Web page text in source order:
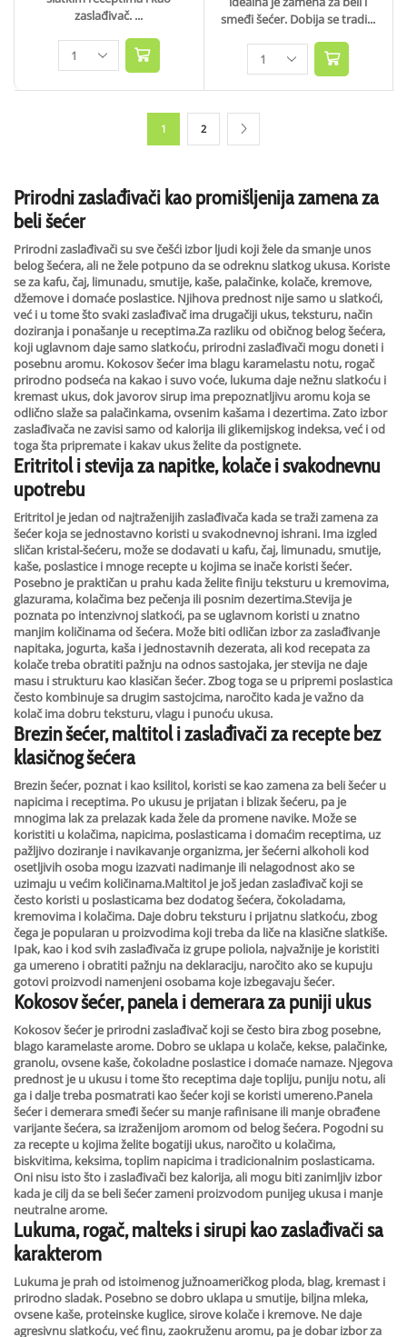
zaslađivač. ...
smeđi šećer. Dobija se tradi...
1 2
Prirodni zaslađivači kaopromišljenijazamena za
beli šećer
Prirodni zaslađivači su sve češći izbor ljudi koji žele da smanje unos
belog šećera, ali ne žele potpuno da se odreknu slatkog ukusa. Koriste
se za kafu, čaj, limunadu, smutije, kaše, palačinke, kolače, kremove,
džemove i domaće poslastice. Njihova prednost nije samo u slatkoći,
već i u tome što svaki zaslađivač ima drugačiji ukus, teksturu, način
doziranja i ponašanje u receptima.Za razliku od običnog belog šećera,
koji uglavnom daje samo slatkoću, prirodni zaslađivači mogu doneti i
posebnu aromu. Kokosov šećer ima blagu karamelastu notu, rogač
prirodno podseća na kakao i suvo voće, lukuma daje nežnu slatkoću i
kremast ukus, dok javorov sirup ima prepoznatljivu aromu koja se
odlično slaže sa palačinkama, ovsenim kašama i dezertima. Zato izbor
zaslađivača ne zavisi samo od kalorija ili glikemijskog indeksa, već i od
toga šta pripremate i kakav ukus želite da postignete.
Eritritol i stevija za napitke, kolače i svakodnevnu
upotrebu
Eritritol je jedan od najtraženijih zaslađivača kada se traži zamena za
šećer koja se jednostavno koristi u svakodnevnoj ishrani. Ima izgled
sličan kristal-šećeru, može se dodavati u kafu, čaj, limunadu, smutije,
kaše, poslastice i mnoge recepte u kojima se inače koristi šećer.
Posebno je praktičan u prahu kada želite finiju teksturu u kremovima,
glazurama, kolačima bez pečenja ili posnim dezertima.Stevija je
poznata po intenzivnoj slatkoći, pa se uglavnom koristi u znatno
manjim količinama od šećera. Može biti odličan izbor za zaslađivanje
napitaka, jogurta, kaša i jednostavnih dezerata, ali kod recepata za
kolače treba obratiti pažnju na odnos sastojaka, jer stevija ne daje
masu i strukturu kao klasičan šećer. Zbog toga se u pripremi poslastica
često kombinuje sa drugim sastojcima, naročito kada je važno da
kolač ima dobru teksturu, vlagu i punoću ukusa.
Brezin šećer, maltitol i zaslađivači za recepte bez
klasičnog šećera
Brezin šećer, poznat i kao ksilitol, koristi se kao zamena za beli šećer u
napicima i receptima. Po ukusu je prijatan i blizak šećeru, pa je
mnogima lak za prelazak kada žele da promene navike. Može se
koristiti u kolačima, napicima, poslasticama i domaćim receptima, uz
pažljivo doziranje i navikavanje organizma, jer šećerni alkoholi kod
osetljivih osoba mogu izazvati nadimanje ili nelagodnost ako se
uzimaju u većim količinama.Maltitol je još jedan zaslađivač koji se
često koristi u poslasticama bez dodatog šećera, čokoladama,
kremovima i kolačima. Daje dobru teksturu i prijatnu slatkoću, zbog
čega je popularan u proizvodima koji treba da liče na klasične slatkiše.
Ipak, kao i kod svih zaslađivača iz grupe poliola, najvažnije je koristiti
ga umereno i obratiti pažnju na deklaraciju, naročito ako se kupuju
gotovi proizvodi namenjeni osobama koje izbegavaju šećer.
Kokosov šećer, panela i demerara za puniji ukus
Kokosov šećer je prirodni zaslađivač koji se često bira zbog posebne,
blago karamelaste arome. Dobro se uklapa u kolače, kekse, palačinke,
granolu, ovsene kaše, čokoladne poslastice i domaće namaze. Njegova
prednost je u ukusu i tome što receptima daje topliju, puniju notu, ali
ga i dalje treba posmatrati kao šećer koji se koristi umereno.Panela
šećer i demerara smeđi šećer su manje rafinisane ili manje obrađene
varijante šećera, sa izraženijom aromom od belog šećera. Pogodni su
za recepte u kojima želite bogatiji ukus, naročito u kolačima,
biskvitima, keksima, toplim napicima i tradicionalnim poslasticama.
Oni nisu isto što i zaslađivači bez kalorija, ali mogu biti zanimljiv izbor
kada je cilj da se beli šećer zameni proizvodom punijeg ukusa i manje
neutralne arome.
Lukuma, rogač, malteks i sirupi kao zaslađivači sa
karakterom
Lukuma je prah od istoimenog južnoameričkog ploda, blag, kremast i
prirodno sladak. Posebno se dobro uklapa u smutije, biljna mleka,
ovsene kaše, proteinske kuglice, sirove kolače i kremove. Ne daje
agresivnu slatkoću, već finu, zaokruženu aromu, pa je dobar izbor za